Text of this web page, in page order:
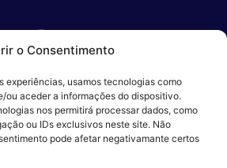
o Consentimento
experiências, usamos tecnologias como
ou aceder a informações do dispositivo.
nos permitirá processar dados, como
ou IDs exclusivos neste site. Não
pode afetar negativamante certos